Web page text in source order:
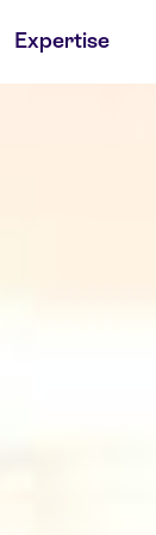
Expertise